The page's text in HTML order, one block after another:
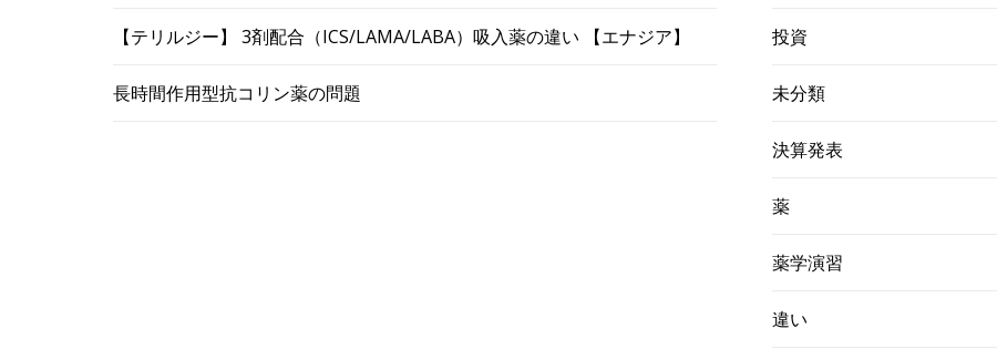
【テリルジー】 3剤配合（ICS/LAMA/LABA）吸入薬の違い 【エナジア】
長時間作用型抗コリン薬の問題
投資
未分類
決算発表
薬
薬学演習
違い